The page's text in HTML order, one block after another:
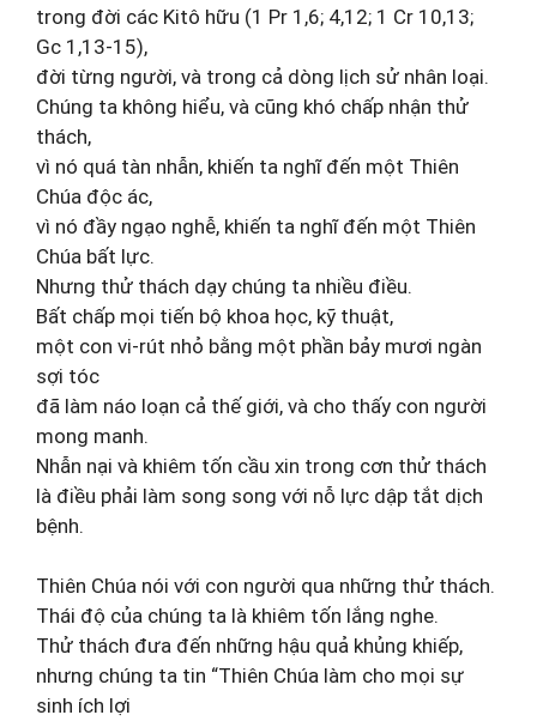
trong đời các Kitô hữu (1 Pr 1,6; 4,12; 1 Cr 10,13;
Gc 1,13-15),
đời từng người, và trong cả dòng lịch sử nhân loại.
Chúng ta không hiểu, và cũng khó chấp nhận thử
thách,
vì nó quá tàn nhẫn, khiến ta nghĩ đến một Thiên
Chúa độc ác,
vì nó đầy ngạo nghễ, khiến ta nghĩ đến một Thiên
Chúa bất lực.
Nhưng thử thách dạy chúng ta nhiều điều.
Bất chấp mọi tiến bộ khoa học, kỹ thuật,
một con vi-rút nhỏ bằng một phần bảy mươi ngàn
sợi tóc
đã làm náo loạn cả thế giới, và cho thấy con người
mong manh.
Nhẫn nại và khiêm tốn cầu xin trong cơn thử thách
là điều phải làm song song với nỗ lực dập tắt dịch
bệnh.
Thiên Chúa nói với con người qua những thử thách.
Thái độ của chúng ta là khiêm tốn lắng nghe.
Thử thách đưa đến những hậu quả khủng khiếp,
nhưng chúng ta tin “Thiên Chúa làm cho mọi sự
sinh ích lợi